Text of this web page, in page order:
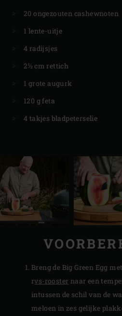
20 ongezouten cashewnoten
1 lente-uitje
4 radijsjes
2½ cm rettich
1 grote augurk
120 g feta
4 takjes bladpeterselie
Breng de Big Green Egg
rvs-rooster naar een
intussen de schil van de
meloen in zes gelijke